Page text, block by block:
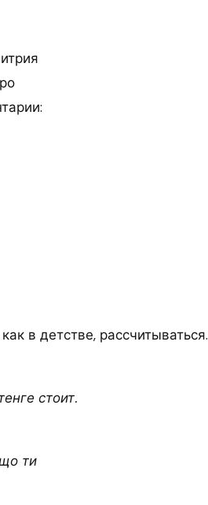
в детстве, рассчитываться.
стоит.
ти